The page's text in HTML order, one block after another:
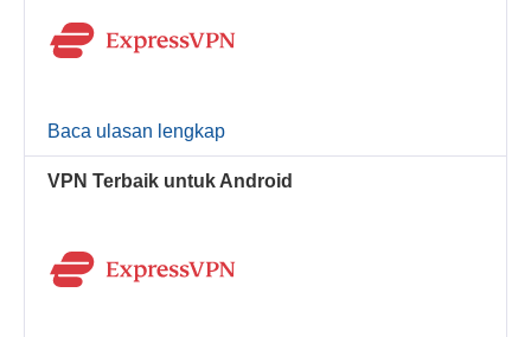
Baca ulasan lengkap
VPN Terbaik untuk Android